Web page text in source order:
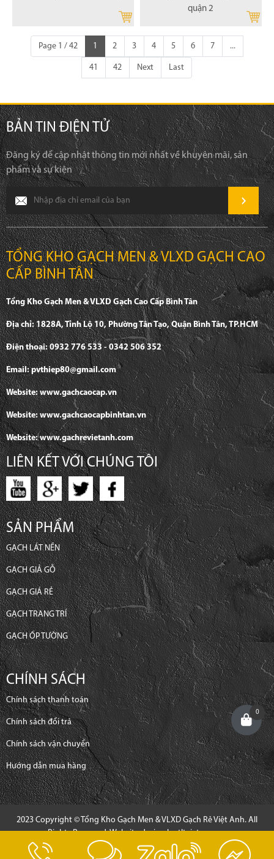
quận 2
Page 1 / 42 1 2 3 4 5 6 7 ...
41 42 Next Last
BẢN TIN ĐIỆN TỬ
Đăng ký để cập nhật thông tin mới nhất về khuyên mãi, sản
phẩm và sự kiện
TỔNG KHO GẠCH MEN & VLXD GẠCH CAO
CẤP BÌNH TÂN
Tổng Kho Gạch Men & VLXD Gạch Cao Cấp Bình Tân
Địa chỉ: 1828A, Tỉnh Lộ 10, Phường Tân Tạo, Quận Bình Tân, TP.HCM
Điện thoại: 0932 776 533 - 0342 506 352
Email: pvthiep80@gmail.com
Website: www.gachcaocap.vn
Website: www.gachcaocapbinhtan.vn
Website: www.gachrevietanh.com
LIÊN KẾT VỚI CHÚNG TÔI
SẢN PHẨM
GẠCH LÁT NỀN
GẠCH GIẢ GỖ
GẠCH GIÁ RẺ
GẠCH TRANG TRÍ
GẠCH ỐP TƯỜNG
CHÍNH SÁCH
Chính sách thanh toán
Chính sách đổi trả
Chính sách vận chuyển
Hướng dẫn mua hàng
2023 Copyright © Tổng Kho Gạch Men & VLXD Gạch Rẻ Việt Anh. All
Rights Reserved. Website design bytltvietnam.vn
0